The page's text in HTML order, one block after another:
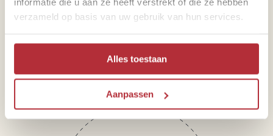
verzameld op basis van uw gebruik van hun services.
Alles toestaan
Aanpassen
Telefoon